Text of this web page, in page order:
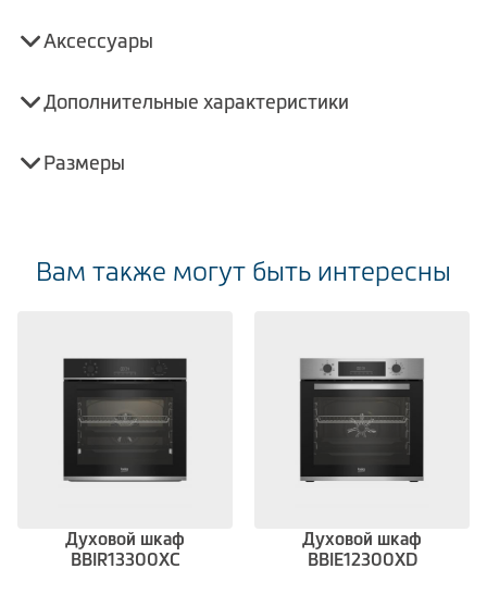
Аксессуары
Дополнительные характеристики
Размеры
Вам также могут быть интересны
Духовой шкаф
BBIR13300XC
Духовой шкаф
BBIE12300XD